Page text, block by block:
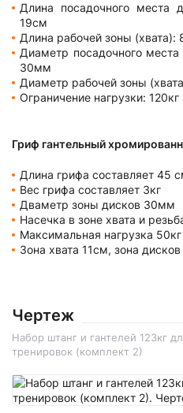
Длина посадочного места
19см
Длина рабочей зоны (хвата):
Диаметр посадочного
30мм
Диаметр рабочей зоны
Ограничение нагрузки: 120кг
Гриф гантельный
Длина грифа составляет 45
Вес грифа составляет 3кг
Дваметр зоны дисков 30мм
Насечка в зоне хвата и
Максимальная нагрузка 50кг
Зона хвата 11см, зона
Чертеж
Набор штанг и гантелей 123кг
тренировок (комплект 2)